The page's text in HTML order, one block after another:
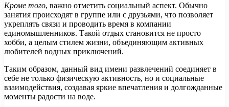
Кроме того, важно отметить социальный аспект. Обычно
занятия происходят в группе или с друзьями, что позволяет
укреплять связи и проводить время в компании
единомышленников. Такой отдых становится не просто
хобби, а целым стилем жизни, объединяющим активных
любителей водных приключений.
Таким образом, данный вид имени развлечений соединяет в
себе не только физическую активность, но и социальные
взаимодействия, создавая яркие впечатления и долгожданные
моменты радости на воде.